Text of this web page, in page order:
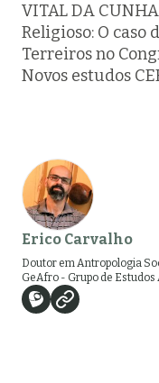
VITAL DA
Religioso: O caso
Terreiros no
Novos estudos
Erico Carvalho
Doutor em Antropologia
GeAfro - Grupo de Estudos